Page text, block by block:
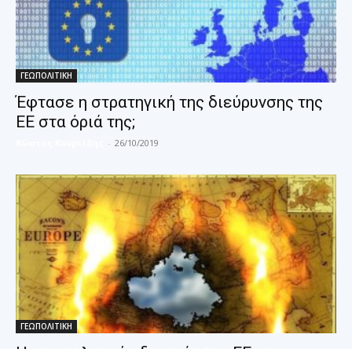
ΓΕΩΠΟΛΙΤΙΚΗ
Έφτασε η στρατηγική της διεύρυνσης της
ΕΕ στα όριά της;
- 26/10/2019
ΓΕΩΠΟΛΙΤΙΚΗ